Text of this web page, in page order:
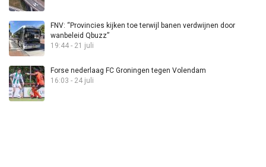
FNV: “Provincies kijken toe terwijl banen verdwijnen door
wanbeleid Qbuzz”
19:44 - 21 juli
Forse nederlaag FC Groningen tegen Volendam
16:03 - 24 juli